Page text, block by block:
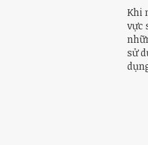
Khi
vực
sử